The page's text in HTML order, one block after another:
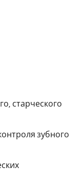
старческого
зубного